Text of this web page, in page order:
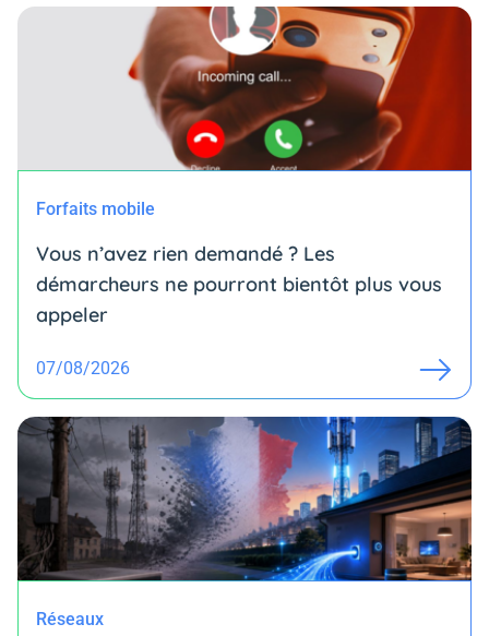
Forfaits mobile
Vous n’avez rien demandé ? Les
démarcheurs ne pourront bientôt plus vous
appeler
07/08/2026
Réseaux